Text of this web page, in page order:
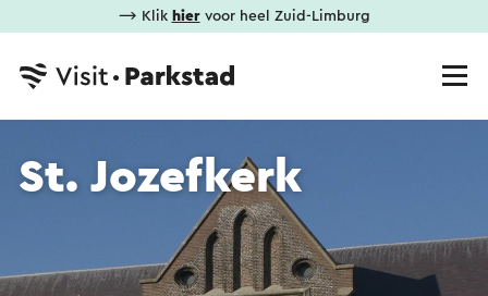
⟶ Klik hiervoor heel Zuid-Limburg
St. Jozefkerk